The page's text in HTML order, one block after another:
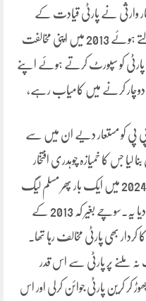
وارثی نے پارٹی قیادت کے
فیصلے کو ردی کی ٹوکری میں ڈالتے میں ڈالتے ہوئے 2013 میں اپنی مخالفت
پارٹی کو سپورٹ کرتے ہوئے اپنے
کرنے میں کامیاب رہے،
پی پی کو مستعار دیے ان میں سے
لیا جس کا خمیازہ چوہدری افتخار
وارثی کو 2024 کے الیکشن میں بھگتنا پڑا۔2024 میں ایک بار پھر مسلم لیگ
نے 2018 میں ٹکٹ چوہدری افتخار وارثی کو دیا یہ۔سوچے بغیر کہ 2013 کے
کی طرح 2018 میں ان کا کردار بھی پارٹی مخالف رہا تھا۔
نہ ملنے پر پارٹی سے اس قدر
کرین پارٹی جوائن کرلی اور اس